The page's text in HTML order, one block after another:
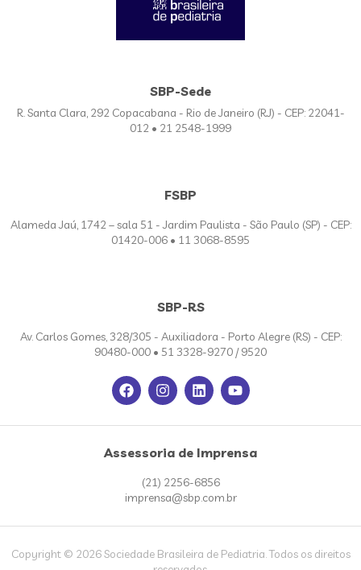
SBP-Sede
R. Santa Clara, 292 Copacabana - Rio de Janeiro (RJ) - CEP: 22041-
012 • 21 2548-1999
FSBP
Alameda Jaú, 1742 – sala 51 - Jardim Paulista - São Paulo (SP) - CEP:
01420-006 • 11 3068-8595
SBP-RS
Av. Carlos Gomes, 328/305 - Auxiliadora - Porto Alegre (RS) - CEP:
90480-000 • 51 3328-9270 / 9520
Assessoria de Imprensa
(21) 2256-6856
imprensa@sbp.com.br
Copyright © 2026 Sociedade Brasileira de Pediatria. Todos os direitos